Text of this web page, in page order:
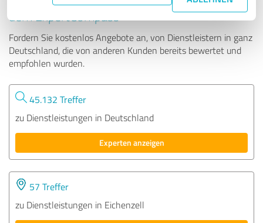
dem ExpertCompass
Fordern Sie kostenlos Angebote an, von Dienstleistern in ganz
Deutschland, die von anderen Kunden bereits bewertet und
empfohlen wurden.
45.132 Treffer
zu Dienstleistungen in Deutschland
Experten anzeigen
57 Treffer
zu Dienstleistungen in Eichenzell